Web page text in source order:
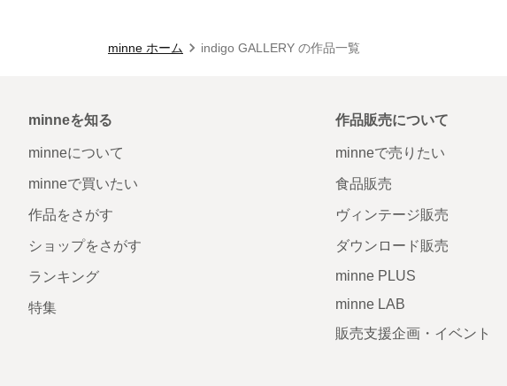
minne ホーム indigo GALLERY の作品一覧
minneを知る
minneについて
minneで買いたい
作品をさがす
ショップをさがす
ランキング
特集
作品販売について
minneで売りたい
食品販売
ヴィンテージ販売
ダウンロード販売
minne PLUS
minne LAB
販売支援企画・イベント